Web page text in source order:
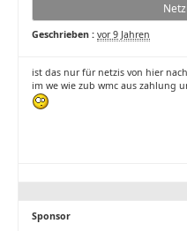
Geschrieben : vor 9 Jahren
ist das nur für netzis von hier
im we wie zub wmc aus zahlung
Sponsor